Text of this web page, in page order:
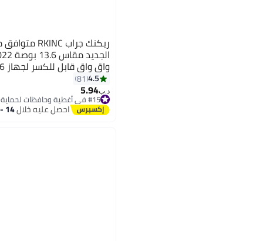
(شفاف كريستالي)
4.5
81
د.ب‏5.94
#15 في أغطية وحافظات لحماية اللابتوب
أقل سعر في 7 يوم
#15 في أغطية وحافظات لحماية اللابتوب احصل عليه خلال14 - 15 اغسطس